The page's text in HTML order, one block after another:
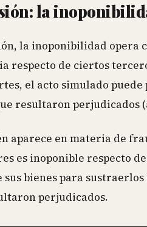
la
la inoponibilidad opera
respecto de ciertos
el acto simulado
resultaron perjudicados
aparece en materia de
es inoponible respecto
sus bienes para
perjudicados.